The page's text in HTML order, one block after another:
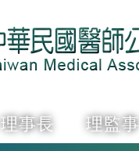
理事長 理監事